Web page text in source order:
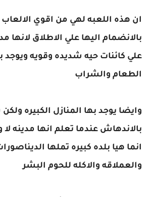
ان هذه اللعبه لهي من اقوي
بالانضمام اليها علي الاطلاق لانها
علي كائنات حيه شديده وقويه ويوجد
الطعام والشراب
وايضا يوجد بها المنازل الكبيره
بالاندهاش عندما تعلم انها مدينه لا
انما هيا بلده كبيره تملها
والعملاقه والاكله للحوم البشر